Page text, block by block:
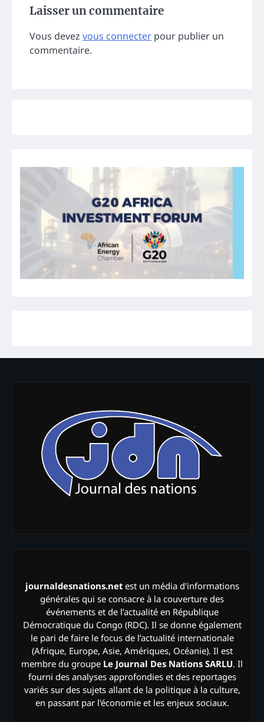
Laisser un commentaire
Vous devez vous connecter pour publier un
commentaire.
journaldesnations.netest un média d'informations
générales qui se consacre à la couverture des
événements et de l’actualité en République
Démocratique du Congo (RDC). Il se donne également
le pari de faire le focus de l’actualité internationale
(Afrique, Europe, Asie, Amériques, Océanie). Il est
membre du groupe Le Journal Des Nations SARLU. Il
fourni des analyses approfondies et des reportages
variés sur des sujets allant de la politique à la culture,
en passant par l'économie et les enjeux sociaux.